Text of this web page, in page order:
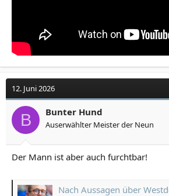
12. Juni 2026
B Bunter Hund
Auserwählter Meister der Neun
Der Mann ist aber auch furchtbar!
Nach Aussagen über Westdeutsche: Amthor nennt